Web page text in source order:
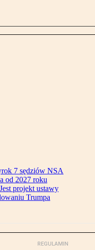
7 sędziów NSA
od 2027 roku
projekt ustawy
Trumpa
REGULAMIN